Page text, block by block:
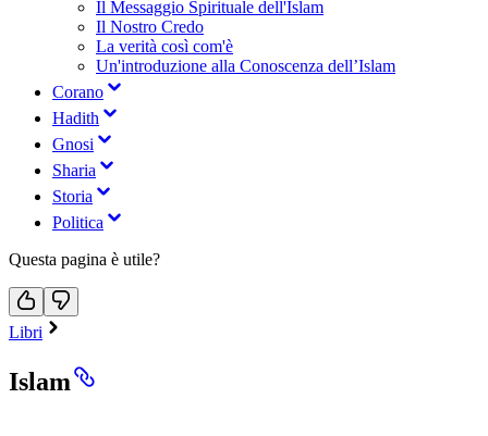
Il Messaggio Spirituale dell'Islam
Il Nostro Credo
La verità così com'è
Un'introduzione alla Conoscenza dell’Islam
Corano
Hadith
Gnosi
Sharia
Storia
Politica
Questa pagina è utile?
Libri
Islam